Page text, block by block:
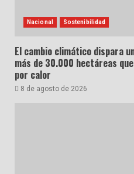
Nacional Sostenibilidad
El cambio climático dispara
más de 30.000 hectáreas
por calor
8 de agosto de 2026